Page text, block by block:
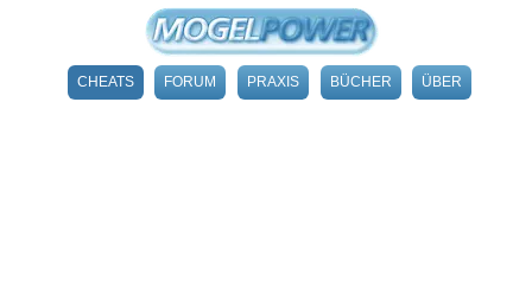
CHEATS FORUM PRAXIS BÜCHER ÜBER